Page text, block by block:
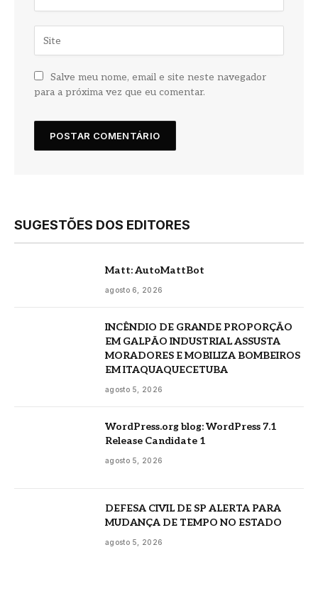
Salve meu nome, email e site neste navegador
para a próxima vez que eu comentar.
SUGESTÕES DOS EDITORES
Matt: AutoMattBot
agosto 6, 2026
INCÊNDIO DE GRANDE PROPORÇÃO
EM GALPÃO INDUSTRIAL ASSUSTA
MORADORES E MOBILIZA BOMBEIROS
EM ITAQUAQUECETUBA
agosto 5, 2026
WordPress.org blog: WordPress 7.1
Release Candidate 1
agosto 5, 2026
DEFESA CIVIL DE SP ALERTA PARA
MUDANÇA DE TEMPO NO ESTADO
agosto 5, 2026